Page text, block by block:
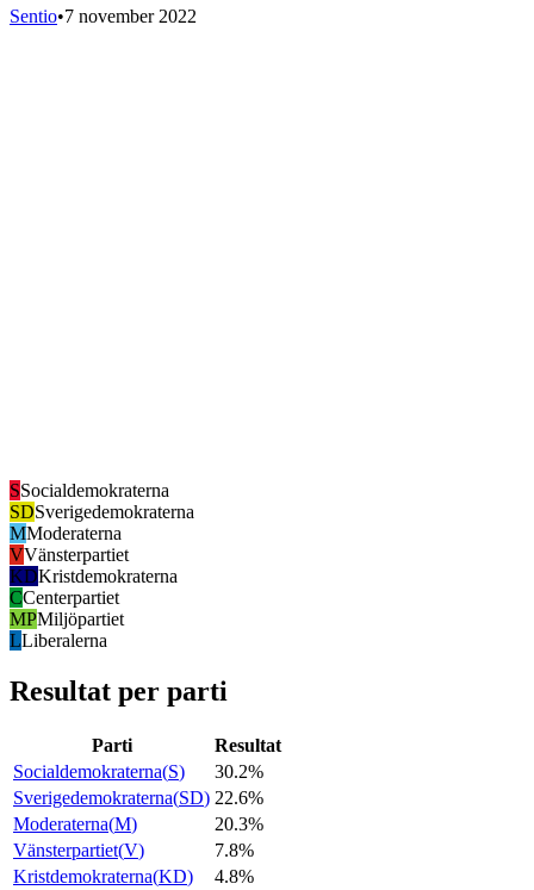
Sentio•7 november 2022
SSocialdemokraterna
SDSverigedemokraterna
MModeraterna
VVänsterpartiet
KDKristdemokraterna
CCenterpartiet
MPMiljöpartiet
LLiberalerna
Resultat per parti
Parti
Resultat
Socialdemokraterna(S)
30.2%
Sverigedemokraterna(SD) 22.6%
Moderaterna(M)
20.3%
Vänsterpartiet(V)
7.8%
Kristdemokraterna(KD)
4.8%